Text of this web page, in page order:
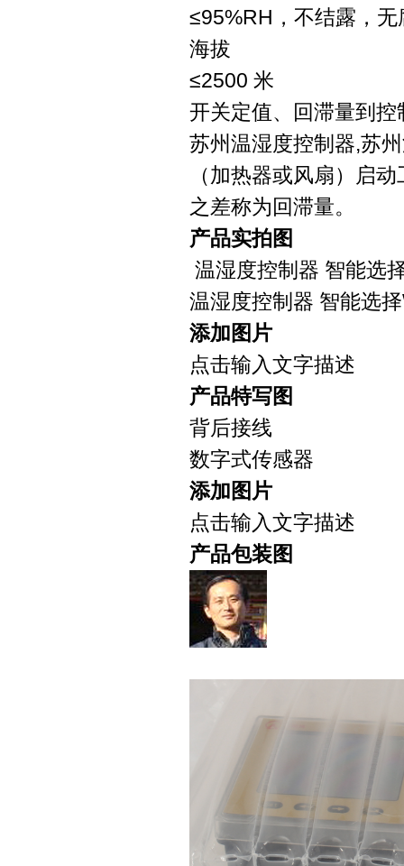
≤95%RH，不结露，无
海拔
≤2500 米
开关定值、回滞量到控
苏州温湿度控制器,苏
（加热器或风扇）启
之差称为回滞量。
产品实拍图
温湿度控制器 智能选
温湿度控制器 智能选
添加图片
点击输入文字描述
产品特写图
背后接线
数字式传感器
添加图片
点击输入文字描述
产品包装图